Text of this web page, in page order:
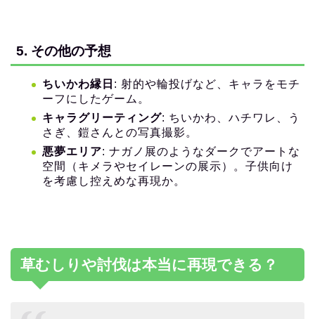
5. その他の予想
ちいかわ縁日 : 射的や輪投げなど、キャラをモチ
ーフにしたゲーム。
キャラグリーティング: ちいかわ、ハチワレ、う
さぎ、鎧さんとの写真撮影。
悪夢エリア: ナガノ展のようなダークでアートな
空間（キメラやセイレーンの展示）。子供向け
を考慮し控えめな再現か。
草むしりや討伐は本当に再現できる？